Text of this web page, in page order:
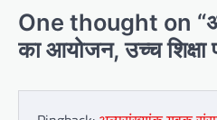
One thought on “
का आयोजन, उच्च शिक्षा